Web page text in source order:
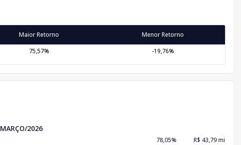
Maior Retorno Menor Retorno
75,57% -19,76%
MARÇO/2026
78,05%
R$ 43,79 mi